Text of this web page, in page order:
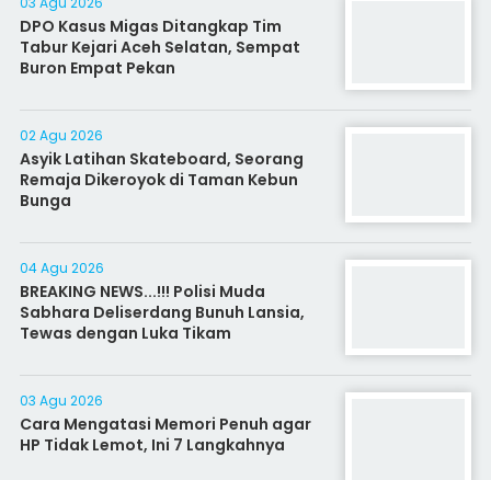
DPO Kasus Migas Ditangkap Tim
Tabur Kejari Aceh Selatan, Sempat
Buron Empat Pekan
02 Agu 2026
Asyik Latihan Skateboard, Seorang
Remaja Dikeroyok di Taman Kebun
Bunga
04 Agu 2026
BREAKING NEWS...!!! Polisi Muda
Sabhara Deliserdang Bunuh Lansia,
Tewas dengan Luka Tikam
03 Agu 2026
Cara Mengatasi Memori Penuh agar
HP Tidak Lemot, Ini 7 Langkahnya